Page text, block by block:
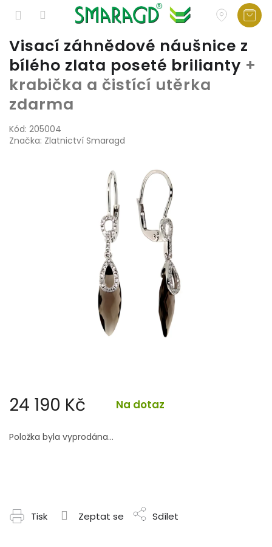
Přejít
obsah
Visací záhnědové náušnice z
bílého zlata poseté brilianty +
krabička a čistící utěrka
zdarma
Kód: 205004
Značka: Zlatnictví Smaragd
24 190 Kč Na dotaz
cena:
Položka byla vyprodána…
Tisk Zeptat se Sdílet